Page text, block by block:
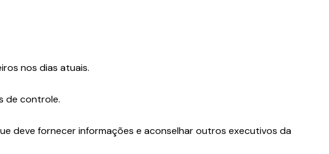
nos dias atuais.
de controle.
deve fornecer informações e aconselhar outros executivos da